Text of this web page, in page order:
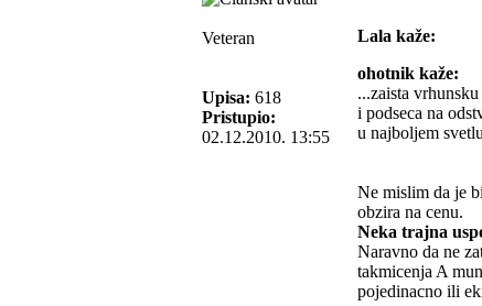
Veteran
Upisa: 618
Pristupio:
02.12.2010. 13:55
Lala kaže:
ohotnik kaže:
...zaista
i podseca na
u najboljem
Ne mislim da je
obzira na cenu.
Neka trajna
Naravno da ne
takmicenja A
pojedinacno ili